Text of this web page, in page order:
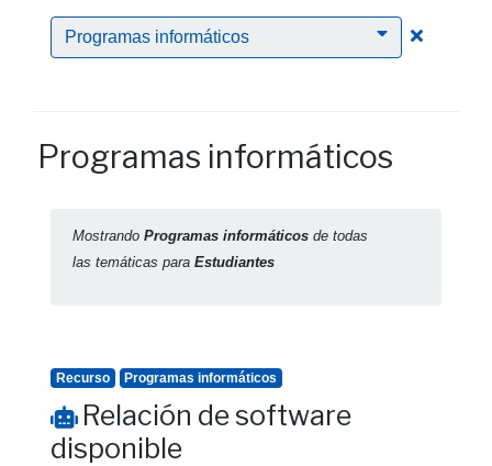
Programas informáticos Clic
Programas informáticos
Mostrando Programas informáticos de todas
las temáticas para Estudiantes
Recurso Programas informáticos
Relación de software
disponible